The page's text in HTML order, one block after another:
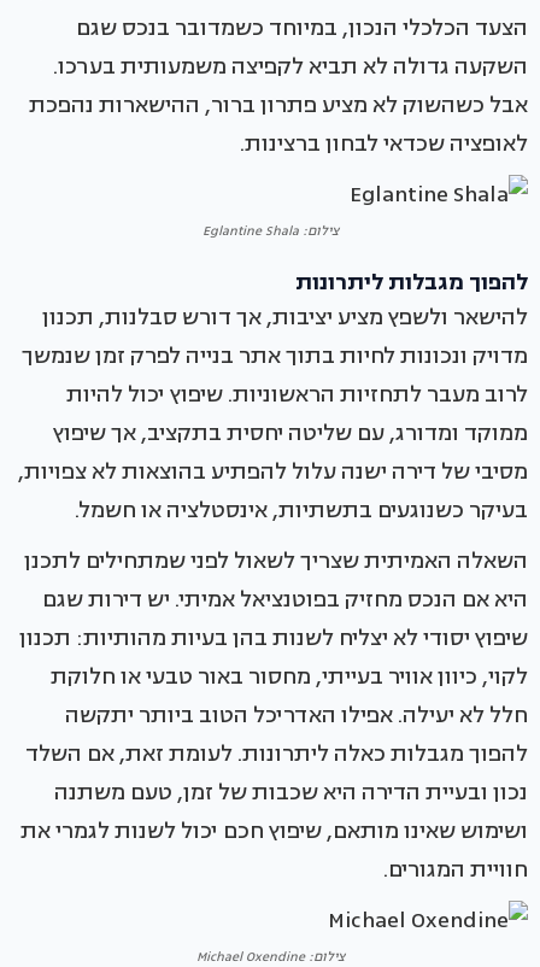
הצעד הכלכלי הנכון, במיוחד כשמדובר בנכס שגם
השקעה גדולה לא תביא לקפיצה משמעותית בערכו.
אבל כשהשוק לא מציע פתרון ברור, ההישארות נהפכת
לאופציה שכדאי לבחון ברצינות.
צילום: Eglantine Shala
להפוך מגבלות ליתרונות
להישאר ולשפץ מציע יציבות, אך דורש סבלנות, תכנון
מדויק ונכונות לחיות בתוך אתר בנייה לפרק זמן שנמשך
לרוב מעבר לתחזיות הראשוניות. שיפוץ יכול להיות
ממוקד ומדורג, עם שליטה יחסית בתקציב, אך שיפוץ
מסיבי של דירה ישנה עלול להפתיע בהוצאות לא צפויות,
בעיקר כשנוגעים בתשתיות, אינסטלציה או חשמל.
השאלה האמיתית שצריך לשאול לפני שמתחילים לתכנן
היא אם הנכס מחזיק בפוטנציאל אמיתי. יש דירות שגם
שיפוץ יסודי לא יצליח לשנות בהן בעיות מהותיות: תכנון
לקוי, כיוון אוויר בעייתי, מחסור באור טבעי או חלוקת
חלל לא יעילה. אפילו האדריכל הטוב ביותר יתקשה
להפוך מגבלות כאלה ליתרונות. לעומת זאת, אם השלד
נכון ובעיית הדירה היא שכבות של זמן, טעם משתנה
ושימוש שאינו מותאם, שיפוץ חכם יכול לשנות לגמרי את
חוויית המגורים.
צילום: Michael Oxendine